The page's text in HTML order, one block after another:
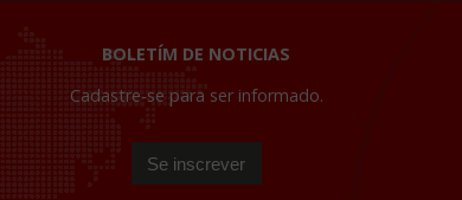
BOLETÍM DE NOTICIAS
Cadastre-se para ser informado.